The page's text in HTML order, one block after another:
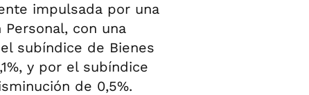
impulsada por una
con una
subíndice de Bienes
y por el subíndice
de 0,5%.